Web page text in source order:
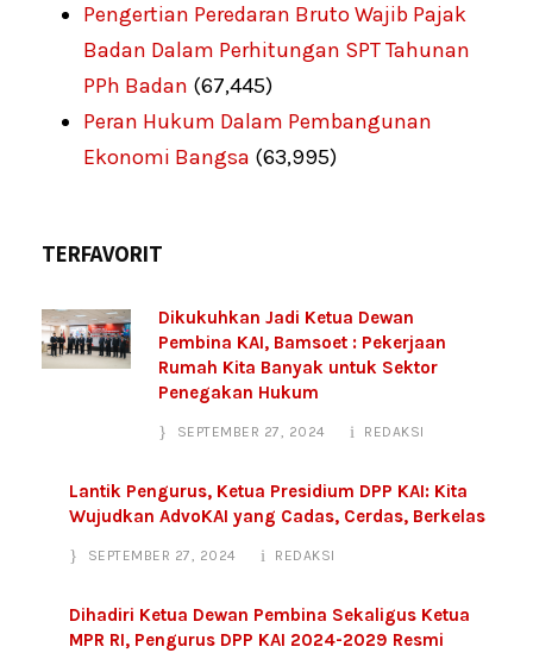
Pengertian Peredaran Bruto Wajib Pajak
Badan Dalam Perhitungan SPT Tahunan
PPh Badan (67,445)
Peran Hukum Dalam Pembangunan
Ekonomi Bangsa (63,995)
TERFAVORIT
Dikukuhkan Jadi Ketua Dewan
Pembina KAI, Bamsoet : Pekerjaan
Rumah Kita Banyak untuk Sektor
Penegakan Hukum
SEPTEMBER 27, 2024 REDAKSI
Lantik Pengurus, Ketua Presidium DPP KAI: Kita
Wujudkan AdvoKAI yang Cadas, Cerdas, Berkelas
SEPTEMBER 27, 2024 REDAKSI
Dihadiri Ketua Dewan Pembina Sekaligus Ketua
MPR RI, Pengurus DPP KAI 2024-2029 Resmi